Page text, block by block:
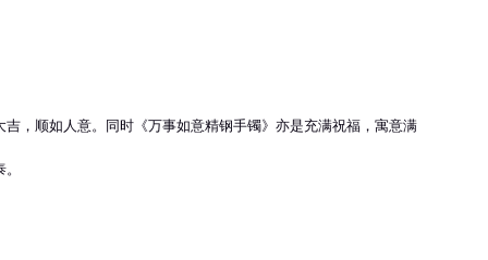
，顺如人意。同时《万事如意精钢手镯》亦是充满祝福，寓意满